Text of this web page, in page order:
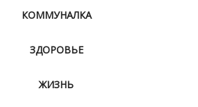
КОММУНАЛКА
ЗДОРОВЬЕ
ЖИЗНЬ